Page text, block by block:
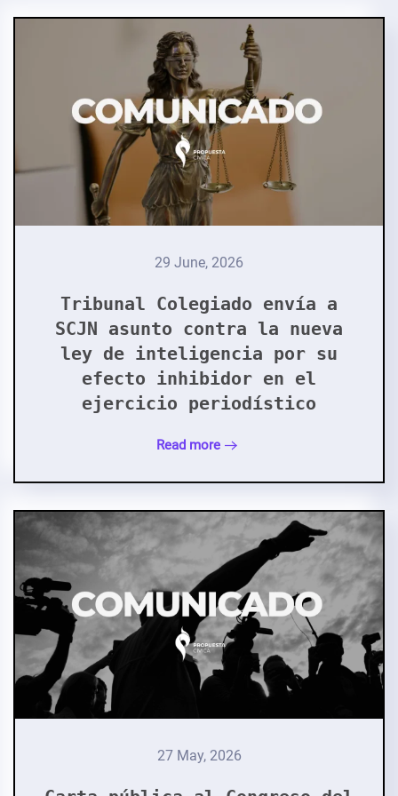
29 June, 2026
Tribunal Colegiado envía a
SCJN asunto contra la nueva
ley de inteligencia por su
efecto inhibidor en el
ejercicio periodístico
Read more
27 May, 2026